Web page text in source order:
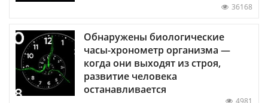
36168
Обнаружены биологические
часы-хронометр организма —
когда они выходят из строя,
развитие человека
останавливается
4981